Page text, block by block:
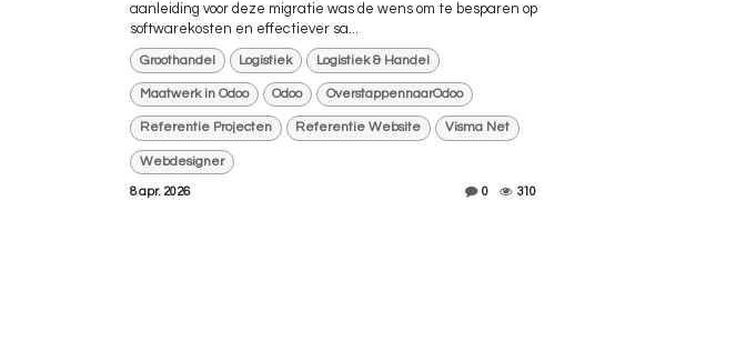
aanleiding voor deze migratie was de wens om te besparen op
softwarekosten en effectiever sa...
Groothandel Logistiek Logistiek & Handel
Maatwerk in Odoo Odoo OverstappennaarOdoo
Referentie Projecten Referentie Website Visma Net
Webdesigner
8 apr. 2026 0 310